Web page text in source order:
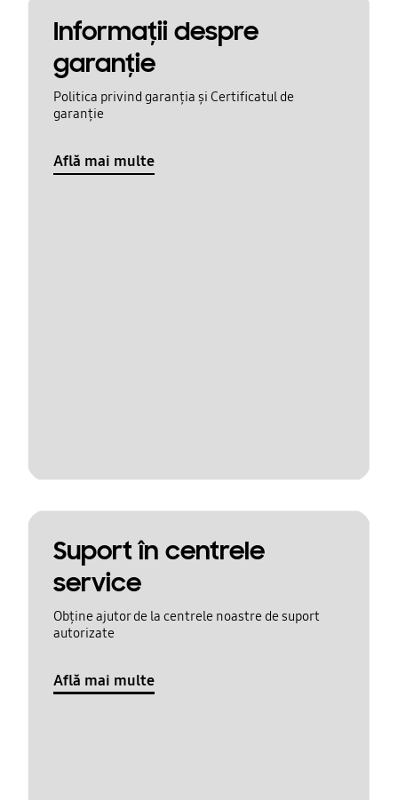
Informaţii despre
garanţie
Politica privind garanția și Certificatul de
garanție
Află mai multe
Suport în centrele
service
Obține ajutor de la centrele noastre de suport
autorizate
Află mai multe